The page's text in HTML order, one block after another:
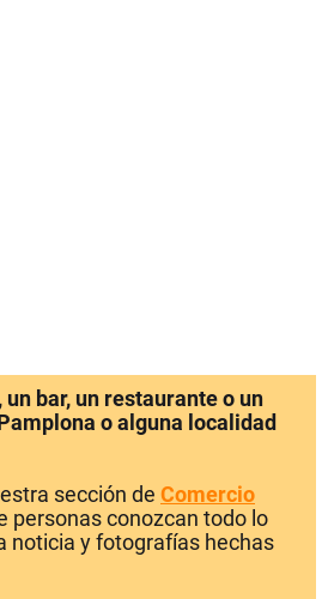
bar, un restaurante o un
o alguna localidad
sección de Comercio
personas conozcan todo lo
noticia y fotografías hechas